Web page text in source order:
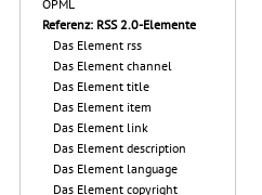
OPML
Referenz: RSS 2.0-Elemente
Das Element rss
Das Element channel
Das Element title
Das Element item
Das Element link
Das Element description
Das Element language
Das Element copyright